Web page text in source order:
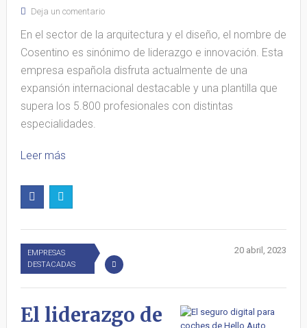
Deja un comentario
En el sector de la arquitectura y el diseño, el nombre de
Cosentino es sinónimo de liderazgo e innovación. Esta
empresa española disfruta actualmente de una
expansión internacional destacable y una plantilla que
supera los 5.800 profesionales con distintas
especialidades.
Leer más
EMPRESAS
DESTACADAS
20 abril, 2023
El liderazgo de